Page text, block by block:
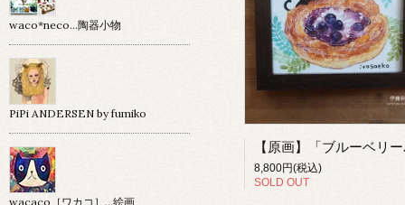
8,800円(税込)
SOLD OUT
waco*neco...陶器小物
PiPi ANDERSEN by fumiko
wacaco［ワカコ］…絵画